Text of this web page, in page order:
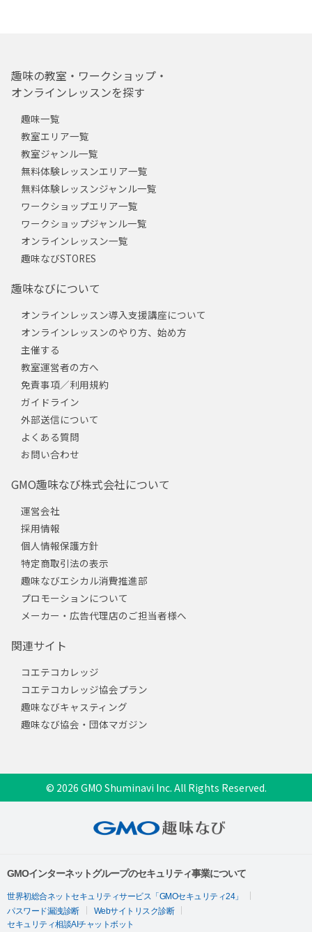
趣味の教室・ワークショップ・
オンラインレッスンを探す
趣味一覧
教室エリア一覧
教室ジャンル一覧
無料体験レッスンエリア一覧
無料体験レッスンジャンル一覧
ワークショップエリア一覧
ワークショップジャンル一覧
オンラインレッスン一覧
趣味なびSTORES
趣味なびについて
オンラインレッスン導入支援講座について
オンラインレッスンのやり方、始め方
主催する
教室運営者の方へ
免責事項／利用規約
ガイドライン
外部送信について
よくある質問
お問い合わせ
GMO趣味なび株式会社について
運営会社
採用情報
個人情報保護方針
特定商取引法の表示
趣味なびエシカル消費推進部
プロモーションについて
メーカー・広告代理店のご担当者様へ
関連サイト
コエテコカレッジ
コエテコカレッジ協会プラン
趣味なびキャスティング
趣味なび協会・団体マガジン
© 2026 GMO Shuminavi Inc. All Rights Reserved.